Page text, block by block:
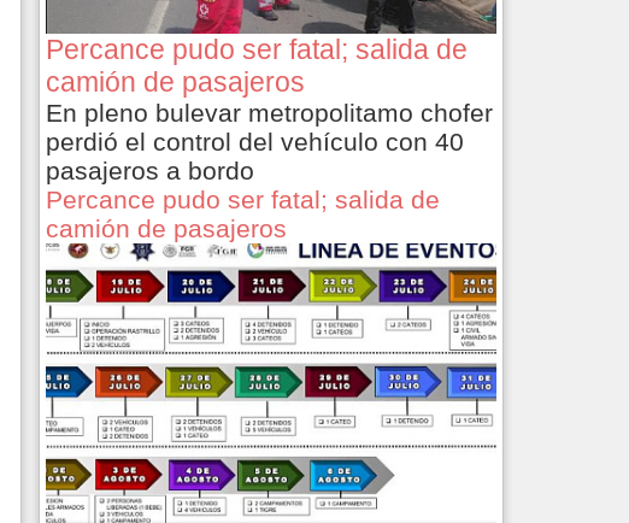
Percance pudo ser fatal; salida de
camión de pasajeros
En pleno bulevar metropolitamo chofer
perdió el control del vehículo con 40
pasajeros a bordo
Percance pudo ser fatal; salida de
camión de pasajeros